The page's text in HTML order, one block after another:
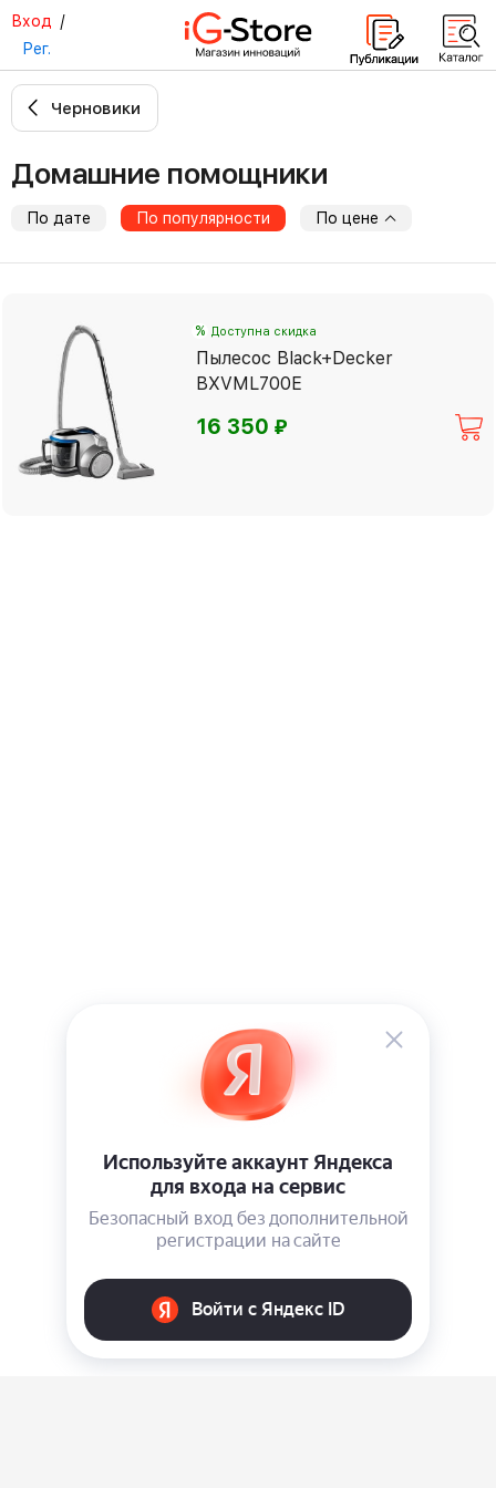
Вход /
Рег.
Черновики
Домашние помощники
По дате По популярности По цене
% Доступна скидка
Пылесос Black+Decker
BXVML700E
16 350⃏